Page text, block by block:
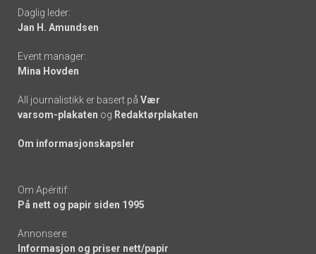
links
Daglig leder:
Jan H. Amundsen
Event manager:
Mina Hovden
All journalistikk er basert på Vær
varsom-plakaten og Redaktørplakaten
Om informasjonskapsler
Om Apéritif:
På nett og papir siden 1995
Annonsere:
Informasjon og priser nett/papir